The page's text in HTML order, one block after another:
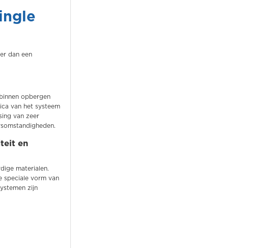
dan een
opbergen
van het systeem
van zeer
en
materialen.
speciale vorm van
zijn